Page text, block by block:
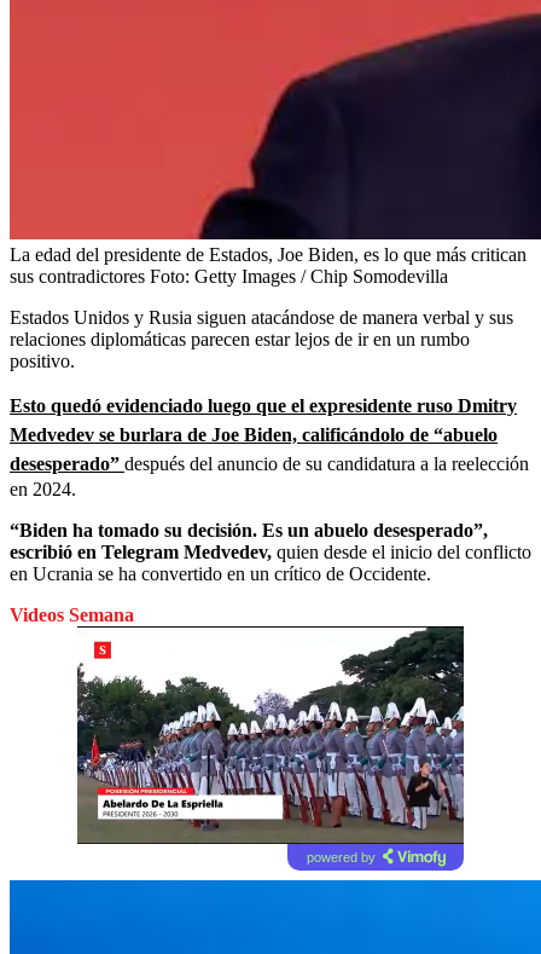
La edad del presidente de Estados, Joe Biden, es lo que más critican
sus contradictores Foto: Getty Images / Chip Somodevilla
Estados Unidos y Rusia siguen atacándose de manera verbal y sus
relaciones diplomáticas parecen estar lejos de ir en un rumbo
positivo.
Esto quedó evidenciado luego que el expresidente ruso Dmitry
Medvedev se burlara de Joe Biden, calificándolo de “abuelo
desesperado” después del anuncio de su candidatura a la reelección
en 2024.
“Biden ha tomado su decisión. Es un abuelo desesperado”,
escribió en Telegram Medvedev, quien desde el inicio del conflicto
en Ucrania se ha convertido en un crítico de Occidente.
Videos Semana
powered by